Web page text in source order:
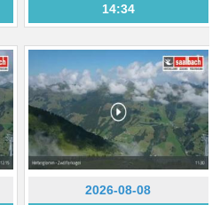
14:34
2026-08-08